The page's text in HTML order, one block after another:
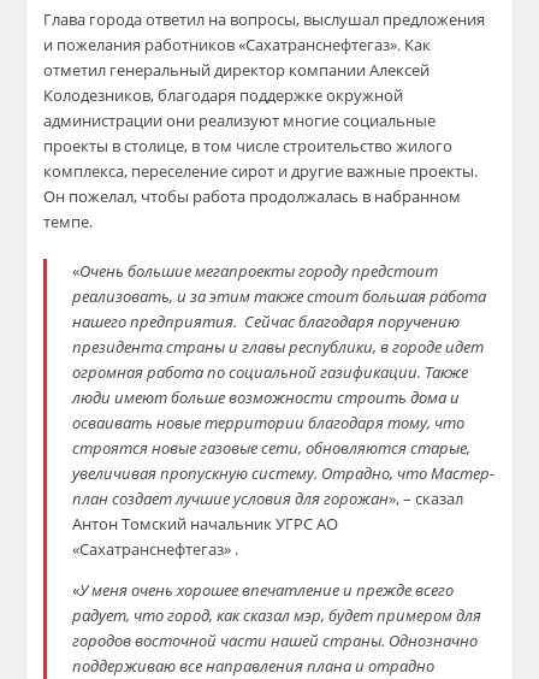
Глава города ответил на вопросы, выслушал предложения
и пожелания работников «Сахатранснефтегаз». Как
отметил генеральный директор компании Алексей
Колодезников, благодаря поддержке окружной
администрации они реализуют многие социальные
проекты в столице, в том числе строительство жилого
комплекса, переселение сирот и другие важные проекты.
Он пожелал, чтобы работа продолжалась в набранном
темпе.
«Очень большие мегапроекты городу предстоит
реализовать, и за этим также стоит большая работа
нашего предприятия. Сейчас благодаря поручению
президента страны и главы республики, в городе идет
огромная работа по социальной газификации. Также
люди имеют больше возможности строить дома и
осваивать новые территории благодаря тому, что
строятся новые газовые сети, обновляются старые,
увеличивая пропускную систему. Отрадно, что Мастер-
план создает лучшие условия для горожан», – сказал
Антон Томский начальник УГРС АО
«Сахатранснефтегаз» .
«У меня очень хорошее впечатление и прежде всего
радует, что город, как сказал мэр, будет примером для
городов восточной части нашей страны. Однозначно
поддерживаю все направления плана и отрадно